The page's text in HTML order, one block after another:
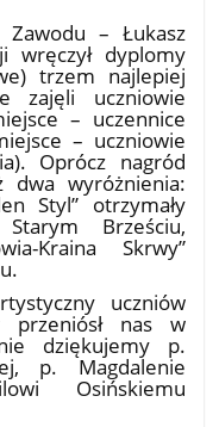
Zawodu – Łukasz
wręczył dyplomy
trzem najlepiej
zajęli uczniowie
– uczennice
– uczniowie
Oprócz nagród
dwa wyróżnienia:
Styl” otrzymały
Brześciu,
Kraina Skrwy”
uczniów
nas w
dziękujemy p.
p. Magdalenie
Osińskiemu